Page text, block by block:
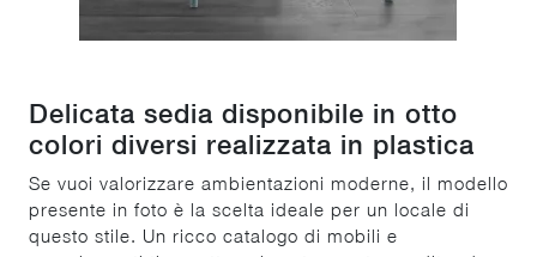
Delicata sedia disponibile in otto
colori diversi realizzata in plastica
Se vuoi valorizzare ambientazioni moderne, il modello
presente in foto è la scelta ideale per un locale di
questo stile. Un ricco catalogo di mobili e